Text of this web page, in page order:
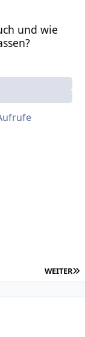
und wie
WEITER